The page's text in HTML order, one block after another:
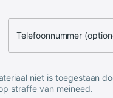
Telefoonnummer
niet is toegestaan
straffe van meineed.